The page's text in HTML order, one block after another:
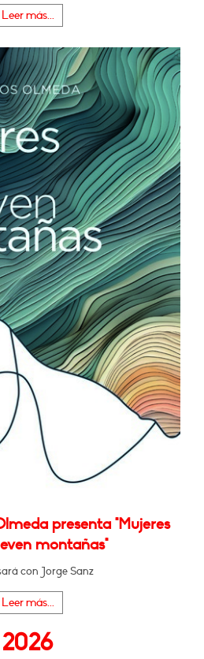
Leer más...
presenta "Mujeres
montañas"
con Jorge Sanz
Leer más...
2026